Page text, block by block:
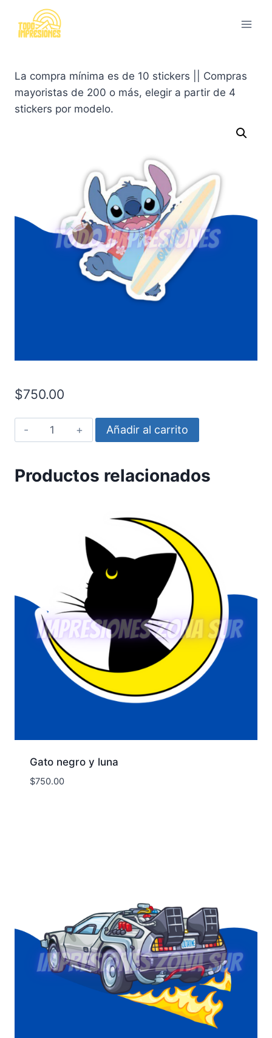
contenido
La compra mínima es de 10 stickers || Compras
mayoristas de 200 o más, elegir a partir de 4
stickers por modelo.
$750.00
Lilo
&
-
Añadir al carrito
Productos relacionados
Gato negro y luna
$750.00